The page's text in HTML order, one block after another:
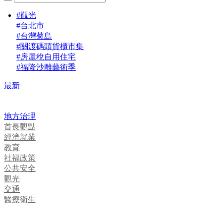
#觀光
#台北市
#台灣菊島
#關渡碼頭貨櫃市集
#房屋稅自用住宅
#福隆沙雕藝術季
最新
地方治理
首長觀點
經濟就業
教育
社福政策
公共安全
觀光
交通
醫療衛生